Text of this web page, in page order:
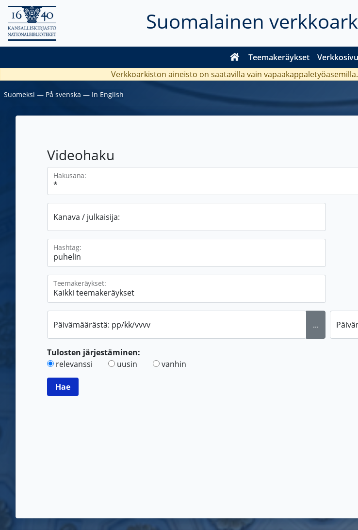
Suomalainen
Teemakeräykset
Verkkoarkiston aineisto on saatavilla vain
Suomeksi ― På svenska ― In English
Videohaku
Hakusana:
Kanava / julkaisija:
Hashtag:
Teemakeräykset:
Päivämäärästä: pp/kk/vvvv ...
Tulosten järjestäminen:
relevanssi
uusin vanhin